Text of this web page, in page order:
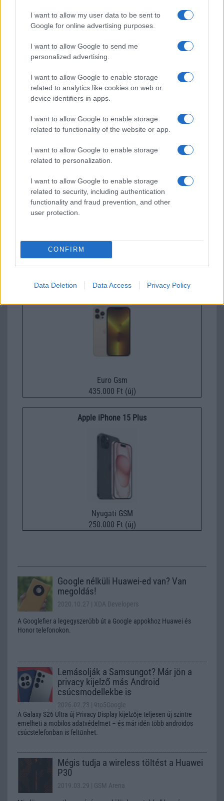
I want to allow my user data to be sent to
Google for online advertising purposes.
I want to allow Google to send me
personalized advertising.
I want to allow Google to enable storage
related to analytics like cookies on web or
device identifiers in apps.
I want to allow Google to enable storage
related to functionality of the website or app.
I want to allow Google to enable storage
related to personalization.
I want to allow Google to enable storage
related to security, including authentication
functionality and fraud prevention, and other
user protection.
CONFIRM
Data Deletion Data Access Privacy Policy
Limited Edition Nincs
Nincs publikus adat!
N/A = Nincs adat. Legutóbbi frissítés: 2026-07-13 19:00:00
Új és Használt GSM kiemelt ajánlatok
Apple iPhone 15 Pro Max
320.000 Ft (új)
Apple iPhone 16 Pro Max
Euro Gsm
435.000 Ft (új)
Apple iPhone 15 Plus
Nyugati GSM
250.000 Ft (új)
Google nélküli Huawei-ed van? Van
megoldás!
2020.10.27 | XDA Developers
A Googlefier a legegyszerűbb út a Google appokhoz Huawei és
Honor telefonokon.
Lemásolják a Samsungot? Már jön a
privacy kijelző más Android
csúcsmodellekbe is
2026.02.23
| 9to5Google
A Galaxy S26 Ultra új Privacy Display kijelzője teljesen új szintre
emelheti a mobilos adatvédelmet – és már idén több androidos
csúcstelefonban is feltűnhet.
Mégis tudja a wireless töltést a Huawei
P30
2019.03.29 | GSM Arena